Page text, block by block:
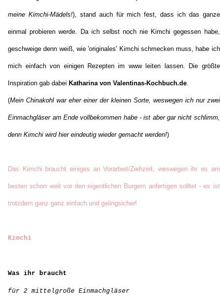
meine Kimchi-Mädels!), stand auch für mich fest, dass ich das ganze
einmal probieren werde. Da ich selbst noch nie Kimchi gegessen habe,
geschweige denn weiß, wie 'originales' Kimchi schmecken muss, habe ich
mich einfach von einigen Rezepten im www leiten lassen. Die größte
Inspiration gab dabei Katharina von Valentinas-Kochbuch.de
(Mein Chinakohl war eher einer der kleinen Sorte, weswegen ich nur zwei
Einmachgläser am Ende vollbekommen habe - ist aber gar nicht schlimm,
denn Kimchi wird hier eindeutig wieder gemacht werden!)
Das Kimchi braucht einiges an Vorarbeit/Ziehzeit, weswegen ihr es am
besten schon weit vor den eigentlichen Burgern anfertigen solltet - es ist
trotzdem ganz ganz einfach und gelingsicher!
Kimchi
Was ihr braucht
für 2 mittelgroße Einmachgläser